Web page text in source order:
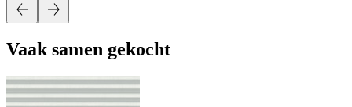
Vaak samen gekocht